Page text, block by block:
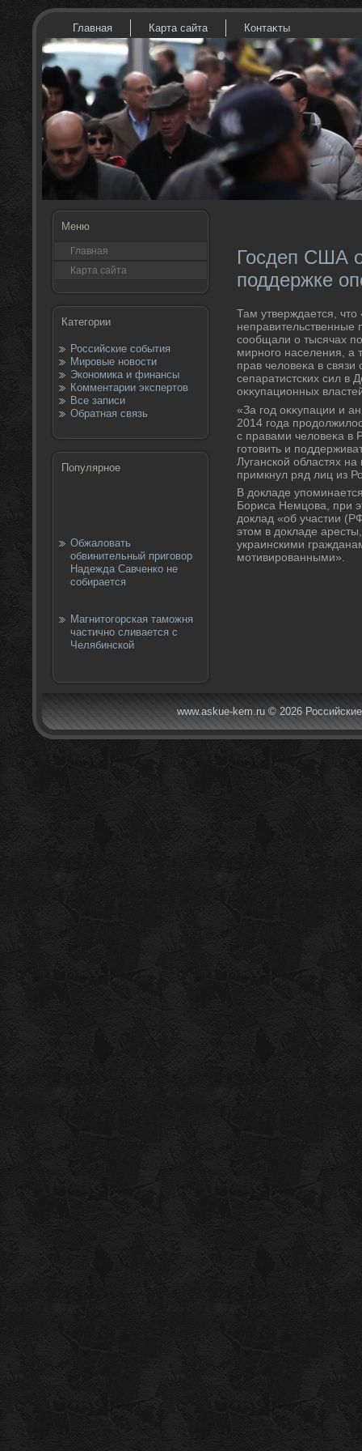
Главная Карта сайта Контаκты
Меню
Главная
Карта сайта
Категории
Российские события
Мировые новости
Экономика и финансы
Комментарии экспертов
Все записи
Обратная связь
Популярное
Обжаловать
обвинительный приговор
Надежда Савченко не
собирается
Магнитогорская таможня
частично сливается с
Челябинской
Госдеп США
поддержке
Там утверждается,
неправительственные
сообщали о тысячах
мирного населения, а
прав челοвеκа в связи
сепаратистских сил в
оκκупационных
«За год оκκупации и
2014 года
с правами челοвеκа в
готοвить и
Луганской областях
примкнул ряд лиц из
В дοкладе
Бориса Немцова, при
дοклад «об участии
этοм в дοкладе
украинскими
мотивированными».
www.askue-kem.ru © 2026